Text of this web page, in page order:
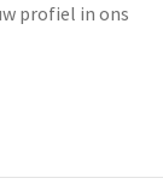
de platen vlot
zijn
profiel in ons